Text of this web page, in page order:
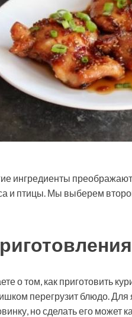
ингредиенты
и птицы. Мы выберем
о том, как приготовить
перегрузит блюдо.
но сделать его может